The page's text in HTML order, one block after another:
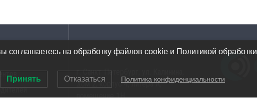
Адрес
г. Санкт-Петербург, ул. Калинина,
дом 2, корпус 4, литера А,
помещение 1Н
соглашаетесь на обработку файлов cookie и Политикой
Принять Отказаться Политика конфиденциальности